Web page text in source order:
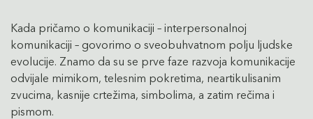
Kada pričamo o komunikaciji – interpersonalnoj
komunikaciji – govorimo o sveobuhvatnom polju ljudske
evolucije. Znamo da su se prve faze razvoja komunikacije
odvijale mimikom, telesnim pokretima, neartikulisanim
zvucima, kasnije crtežima, simbolima, a zatim rečima i
pismom.